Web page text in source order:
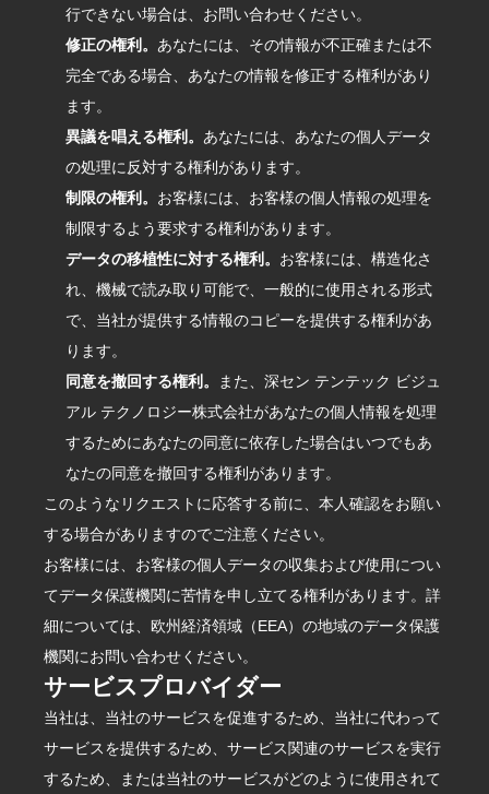
行できない場合は、お問い合わせください。
修正の権利。 あなたには、その情報が不正確または不
完全である場合、あなたの情報を修正する権利があり
ます。
異議を唱える権利。 あなたには、あなたの個人データ
の処理に反対する権利があります。
制限の権利。 お客様には、お客様の個人情報の処理を
制限するよう要求する権利があります。
データの移植性に対する権利。 お客様には、構造化さ
れ、機械で読み取り可能で、一般的に使用される形式
で、当社が提供する情報のコピーを提供する権利があ
ります。
同意を撤回する権利。
また、深セン テンテック ビジュ
アル テクノロジー株式会社があなたの個人情報を処理
するためにあなたの同意に依存した場合はいつでもあ
なたの同意を撤回する権利があります。
このようなリクエストに応答する前に、本人確認をお願い
する場合がありますのでご注意ください。
お客様には、お客様の個人データの収集および使用につい
てデータ保護機関に苦情を申し立てる権利があります。詳
細については、欧州経済領域（EEA）の地域のデータ保護
機関にお問い合わせください。
サービスプロバイダー
当社は、当社のサービスを促進するため、当社に代わって
サービスを提供するため、サービス関連のサービスを実行
するため、または当社のサービスがどのように使用されて